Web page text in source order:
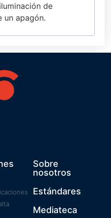
de
un apagón.
Sobre
nosotros
Estándares
Mediateca